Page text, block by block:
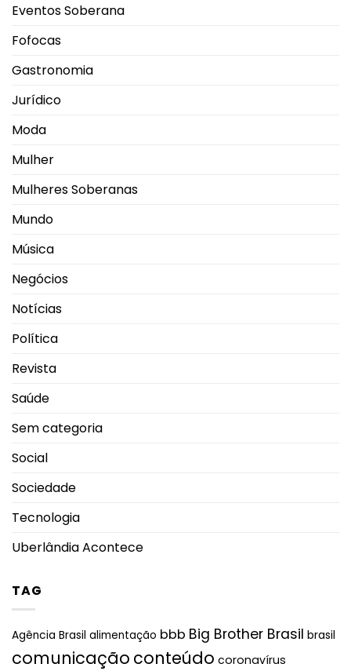
Eventos Soberana
Fofocas
Gastronomia
Jurídico
Moda
Mulher
Mulheres Soberanas
Mundo
Música
Negócios
Notícias
Política
Revista
Saúde
Sem categoria
Social
Sociedade
Tecnologia
Uberlândia Acontece
TAG
Agência Brasil alimentação bbb Big Brother Brasil brasil
comunicação conteúdo coronavírus